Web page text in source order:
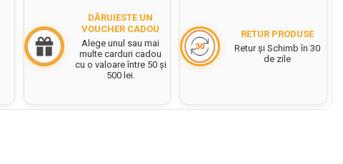
DĂRUIESTE UN
VOUCHER CADOU
Alege unul sau mai
multe carduri cadou
cu o valoare între 50 și
500 lei.
RETUR PRODUSE
Retur și Schimb în 30
de zile